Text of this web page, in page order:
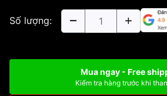
Số lượng:
Mua ngay - Free
Kiểm tra hàng trước khi